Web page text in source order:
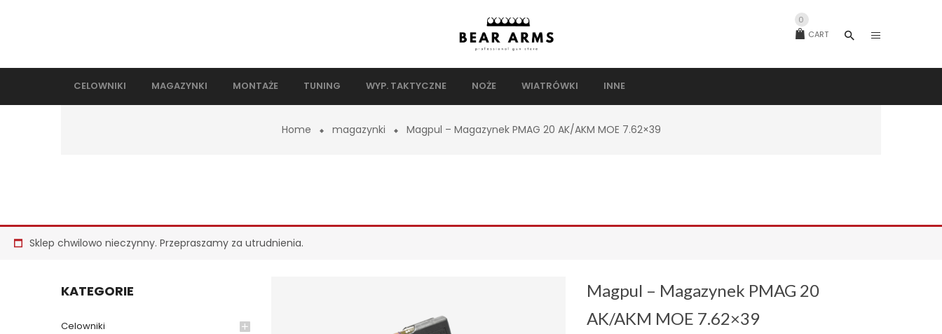
CART
0
CELOWNIKI MAGAZYNKI MONTAŻE TUNING WYP. TAKTYCZNE NOŻE WIATRÓWKI INNE
Home magazynki Magpul – Magazynek PMAG 20 AK/AKM MOE 7.62×39
Sklep chwilowo nieczynny. Przepraszamy za utrudnienia.
KATEGORIE
Celowniki
Magpul – Magazynek PMAG 20
AK/AKM MOE 7.62×39